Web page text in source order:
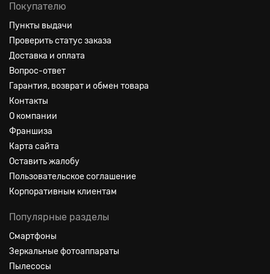
Покупателю
Пункты выдачи
Проверить статус заказа
Доставка и оплата
Вопрос-ответ
Гарантия, возврат и обмен товара
Контакты
О компании
Франшиза
Карта сайта
Оставить жалобу
Пользовательское соглашение
Корпоративным клиентам
Популярные разделы
Смартфоны
Зеркальные фотоаппараты
Пылесосы